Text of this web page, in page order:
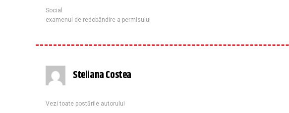
Social
examenul de redobândire a permisului
Steliana Costea
Vezi toate postările autorului